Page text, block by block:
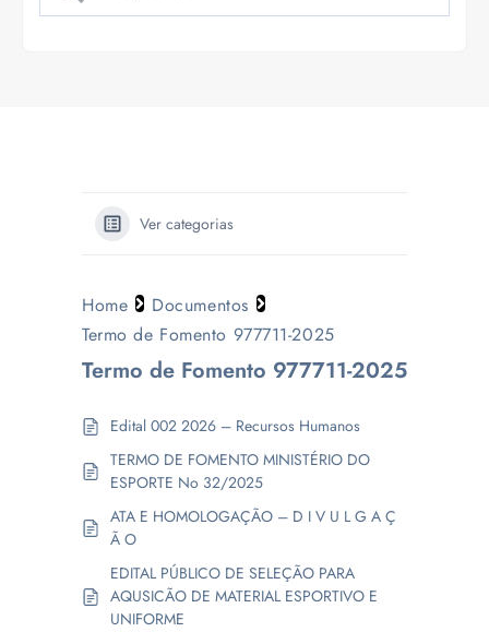
Ver categorias
Home
Documentos
Termo de Fomento 977711-2025
Termo de Fomento 977711-2025
Edital 002 2026 – Recursos Humanos
TERMO DE FOMENTO MINISTÉRIO DO
ESPORTE No 32/2025
ATA E HOMOLOGAÇÃO – D I V U L G A Ç
Ã O
EDITAL PÚBLICO DE SELEÇÃO PARA
AQUSICÃO DE MATERIAL ESPORTIVO E
UNIFORME